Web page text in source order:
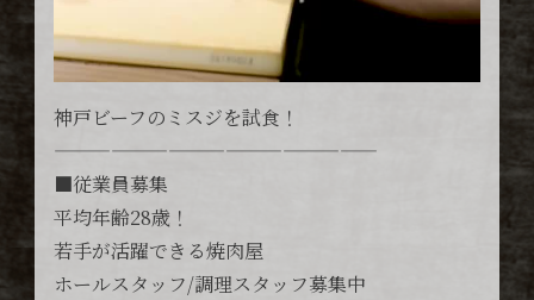
神戸ビーフのミスジを試食！
—————————————————
■従業員募集
平均年齢28歳！
若手が活躍できる焼肉屋
ホールスタッフ/調理スタッフ募集中